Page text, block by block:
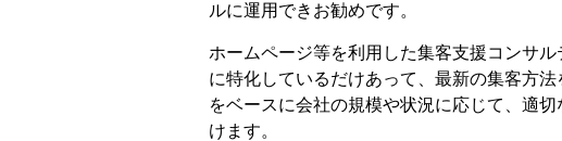
ルに運用できお勧めです。
ホームページ等を利用した集客支援コンサ
に特化しているだけあって、最新の集客方法
をベースに会社の規模や状況に応じて、適
けます。